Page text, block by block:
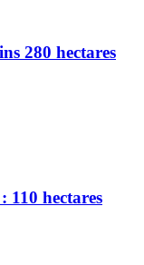
280 hectares
110 hectares